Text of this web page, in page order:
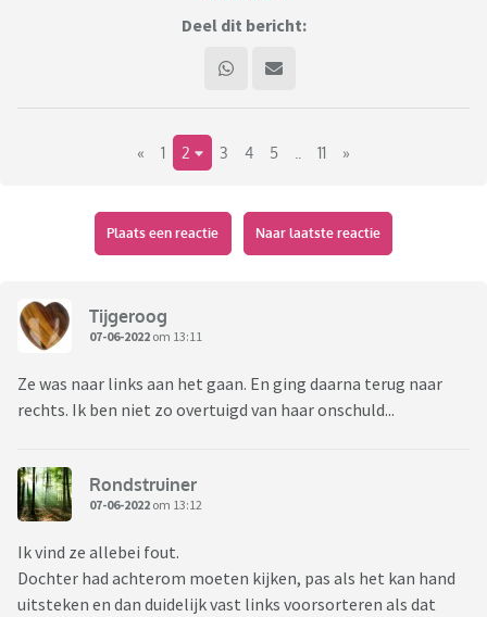
die haar rechts ging inhalen op haar knalt. Dochter heeft zelf
wielrenner is wel flink gevallen en heeft meer schade aan zijn
fiets. Hij was boos op haar. Ze hebben gegevens uitgewisseld.
Nu appt hij haar dat hij wil dat wij de schade van €250,00
vergoeden. Ik ben dat eigenlijk niet van plan omdat ik het
dat hij de schuld heeft en dus ook de schade aan haar fiets
moet vergoeden. Haar fiets gaat deze week naar de
fietsenmaker, dus we weten nog niet wat de schade is.
wie is aansprakelijk voor de schade?
Deel dit bericht:
« 1 2 3 4 5 11 »
Plaats een reactie Naar laatste reactie
Tijgeroog
07-06-2022 om 13:11
Ze was naar links aan het gaan. En ging daarna terug naar
rechts. Ik ben niet zo overtuigd van haar onschuld...
Rondstruiner
07-06-2022 om 13:12
Ik vind ze allebei fout.
Dochter had achterom moeten kijken, pas als het kan hand
uitsteken en dan duidelijk vast links voorsorteren als dat